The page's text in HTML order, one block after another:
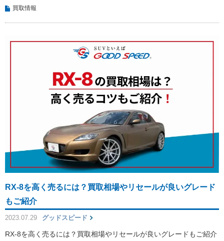
買取情報
RX-8を高く売るには？買取相場やリセールが良いグレード
もご紹介
2023.07.29 グッドスピード
RX-8を高く売るには？買取相場やリセールが良いグレードもご紹介